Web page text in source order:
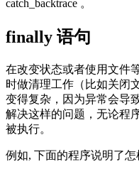
catch_backtrace 。
finally 语句
在改变状态或者使用文件
时做清理工作（比如关闭
变得复杂，因为异常会导
解决这样的问题，无论程
被执行。
例如, 下面的程序说明了